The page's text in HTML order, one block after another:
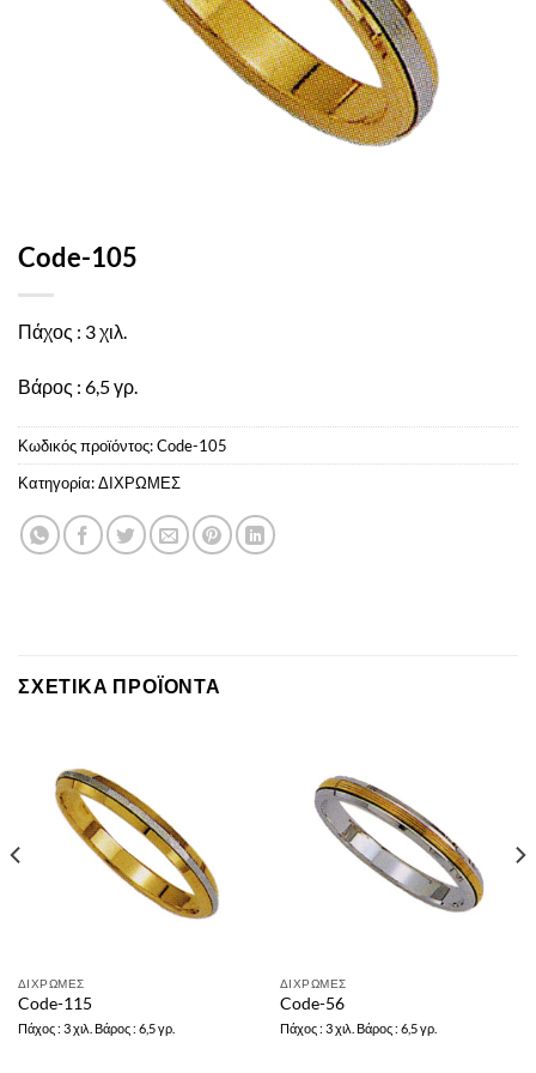
Code-105
Πάχος : 3 χιλ.
Βάρος : 6,5 γρ.
Κωδικός προϊόντος:Code-105
Κατηγορία:ΔΙΧΡΩΜΕΣ
ΣΧΕΤΙΚΆ ΠΡΟΪΌΝΤΑ
ΔΙΧΡΩΜΕΣ
Code-115
Πάχος : 3 χιλ. Βάρος : 6,5 γρ.
ΔΙΧΡΩΜΕΣ
Code-56
Πάχος : 3 χιλ. Βάρος : 6,5 γρ.